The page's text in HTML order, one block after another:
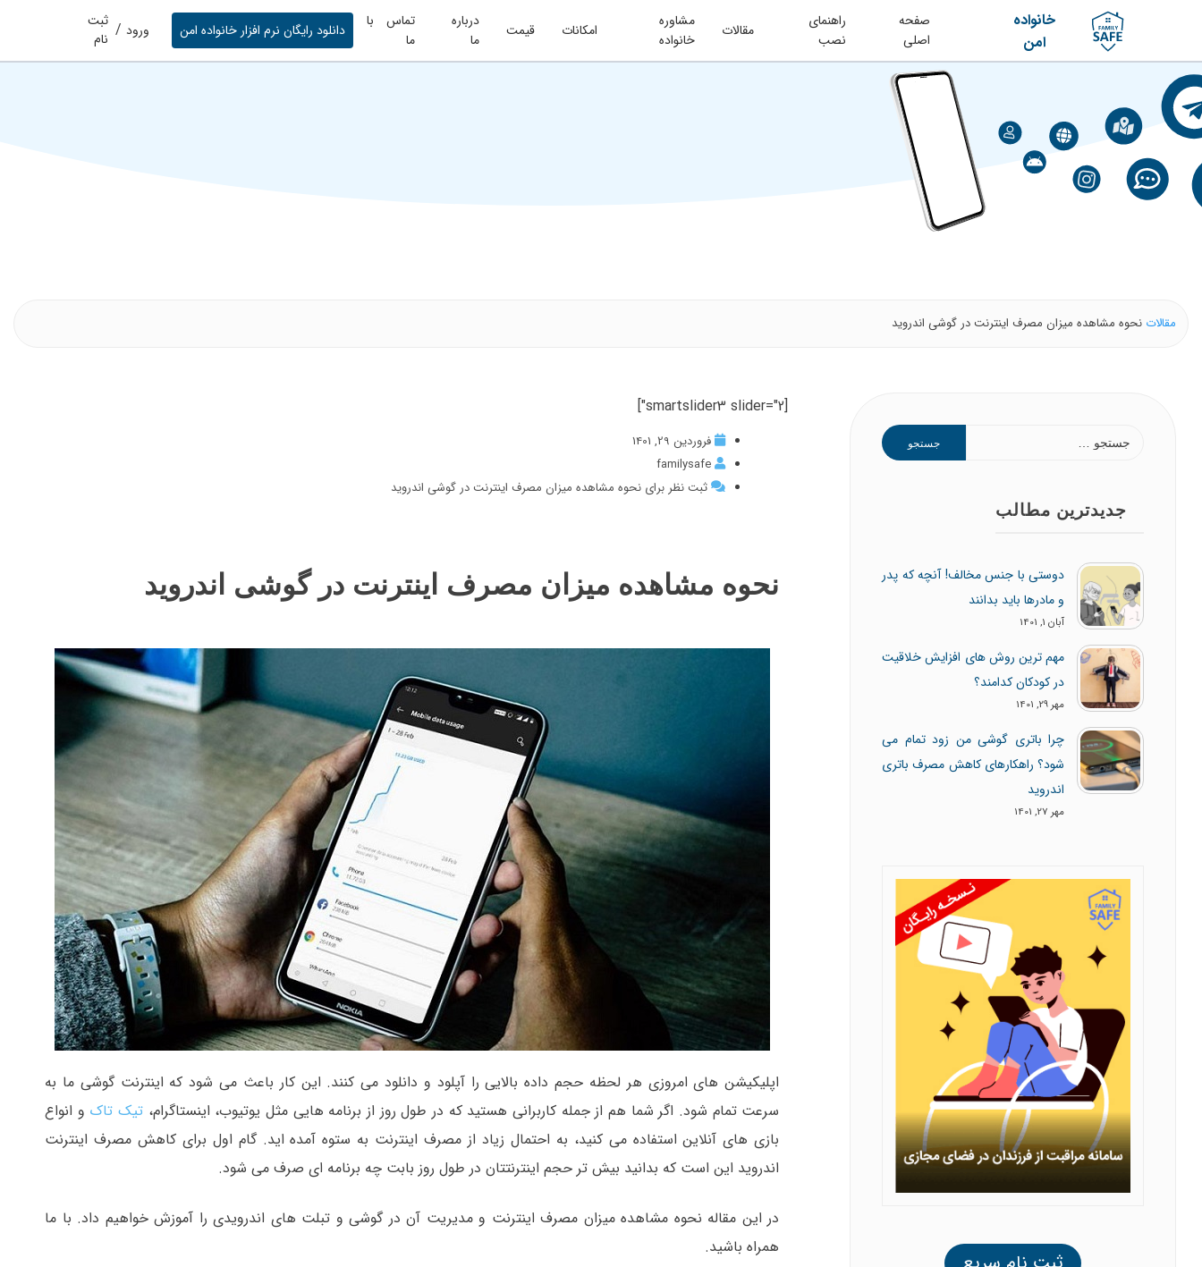
خانواده
امن
صفحه
اصلی
راهنمای
نصب
مقالات
مشاوره
خانواده
امکانات قیمت
درباره
ما
تماس با
ما
دانلود رایگان نرم افزار خانواده امن ورود / ثبت
نام
مقالات نحوه مشاهده میزان مصرف اینترنت در گوشی اندروید
[smartslider3 slider="2"]
فروردین 29, 1401
familysafe
ثبت نظر برای نحوه مشاهده میزان مصرف اینترنت در گوشی اندروید
نحوه مشاهده میزان مصرف اینترنت در گوشی اندروید
اپلیکیشن های امروزی هر لحظه حجم داده بالایی را آپلود و دانلود می کنند. این کار باعث می شود که اینترنت گوشی ما به
سرعت تمام شود. اگر شما هم از جمله کاربرانی هستید که در طول روز از برنامه هایی مثل یوتیوب، اینستاگرام، تیک تاک و انواع
بازی های آنلاین استفاده می کنید، به احتمال زیاد از مصرف اینترنت به ستوه آمده اید. گام اول برای کاهش مصرف اینترنت
اندروید این است که بدانید بیش تر حجم اینترنتتان در طول روز بابت چه برنامه ای صرف می شود.
در این مقاله نحوه مشاهده میزان مصرف اینترنت و مدیریت آن در گوشی و تبلت های اندرویدی را آموزش خواهیم داد. با ما
همراه باشید.
جدیدترین مطالب
دوستی با جنس مخالف! آنچه که پدر
و مادرها باید بدانند
آبان 1, 1401
مهم ترین روش های افزایش خلاقیت
در کودکان کدامند؟
مهر 29, 1401
چرا باتری گوشی من زود تمام می
شود؟ راهکارهای کاهش مصرف باتری
اندروید
مهر 27, 1401